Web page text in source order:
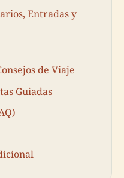
Entradas y
de Viaje
Guiadas